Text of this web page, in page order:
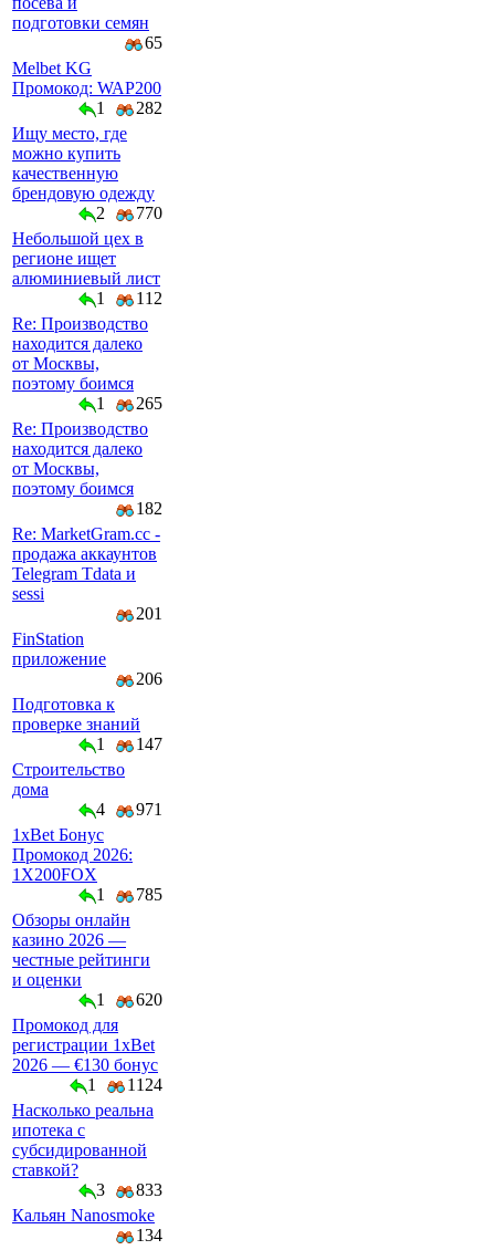
подготовки семян
65
Melbet KG
Промокод: WAP200
1
282
Ищу место, где
можно купить
качественную
брендовую одежду
2
770
Небольшой цех в
регионе ищет
алюминиевый лист
1
112
Re: Производство
находится далеко
от Москвы,
поэтому боимся
1
265
Re: Производство
находится далеко
от Москвы,
поэтому боимся
182
Re: MarketGram.cc -
продажа аккаунтов
Telegram Tdata и
sessi
201
FinStation
приложение
206
Подготовка к
проверке знаний
1
147
Строительство
дома
4
971
1xBet Бонус
Промокод 2026:
1X200FOX
1
785
Обзоры онлайн
казино 2026 —
честные рейтинги
и оценки
1
620
Промокод для
регистрации 1xBet
2026 — €130 бонус
1
1124
Насколько реальна
ипотека с
субсидированной
ставкой?
3
833
Кальян Nanosmoke
134